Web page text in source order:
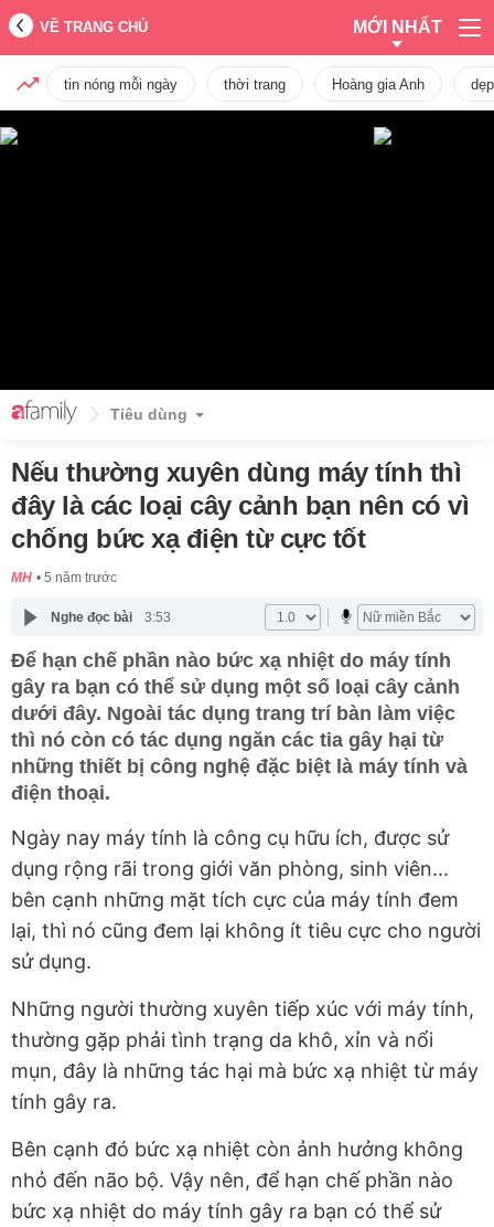
VỀ TRANG CHỦ MỚI NHẤT
tin nóng mỗi ngày thời trang Hoàng gia Anh dẹp
Tiêu dùng
Nếu thường xuyên dùng máy tính thì
đây là các loại cây cảnh bạn nên có vì
chống bức xạ điện từ cực tốt
MH 5 năm trước
Nghe đọc bài 3:53
Để hạn chế phần nào bức xạ nhiệt do máy tính
gây ra bạn có thể sử dụng một số loại cây cảnh
dưới đây. Ngoài tác dụng trang trí bàn làm việc
thì nó còn có tác dụng ngăn các tia gây hại từ
những thiết bị công nghệ đặc biệt là máy tính và
điện thoại.
Ngày nay máy tính là công cụ hữu ích, được sử
dụng rộng rãi trong giới văn phòng, sinh viên...
bên cạnh những mặt tích cực của máy tính đem
lại, thì nó cũng đem lại không ít tiêu cực cho người
sử dụng.
Những người thường xuyên tiếp xúc với máy tính,
thường gặp phải tình trạng da khô, xỉn và nổi
mụn, đây là những tác hại mà bức xạ nhiệt từ máy
tính gây ra.
Bên cạnh đó bức xạ nhiệt còn ảnh hưởng không
nhỏ đến não bộ. Vậy nên, để hạn chế phần nào
bức xạ nhiệt do máy tính gây ra bạn có thể sử